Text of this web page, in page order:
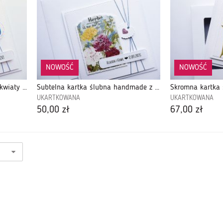
Kartka na urodziny niebieskie kwiaty z liczbą
NOWOŚĆ
Subtelna kartka ślubna handmade z kwiatami
UKARTKOWANA
50,00 zł
NOWOŚĆ
UKARTKOWANA
67,00 zł